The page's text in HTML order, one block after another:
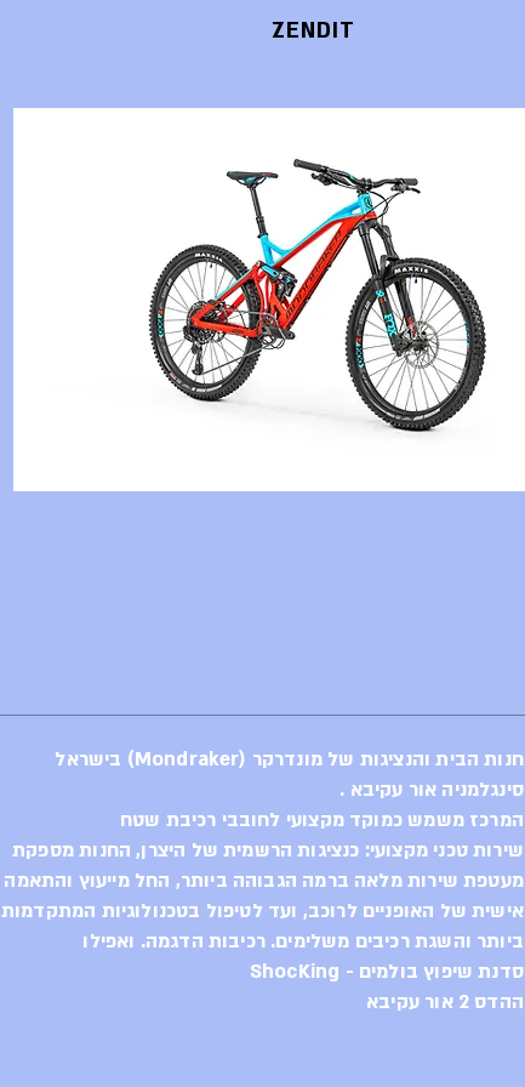
ZENDIT
חנות הבית והנציגות של מונדרקר (Mondraker) בישראל
סינגלמניה אור עקיבא .
המרכז משמש כמוקד מקצועי לחובבי רכיבת שטח
שירות טכני מקצועי: כנציגות הרשמית של היצרן, החנות מספקת
מעטפת שירות מלאה ברמה הגבוהה ביותר, החל מייעוץ והתאמה
אישית של האופניים לרוכב, ועד לטיפול בטכנולוגיות המתקדמות
ביותר והשגת רכיבים משלימים. רכיבות הדגמה. ואפילו
סדנת שיפוץ בולמים - ShocKing
ההדס 2 אור עקיבא